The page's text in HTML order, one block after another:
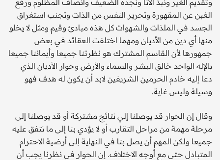
الغبن عن المقهورة وتحرير النفس من الذات وتجنب استغراق
الجسد في الملذات والشهوات كل هذه مبادئ وقيم ومثل لا يخلو
منها أي دين من الأديان ومهما اختلفت العقائد في بعض
جمهورها لأن القاسم المشترك هو نظرتنا جميعا وأيماننا جميعا
بالإله الواحد خالق البشر والسماء والأرض وحوار الأديان الذي
دعا إليه خادم الحرمين الشريفين لابد أن يكون له هدف فهو
وسيلة وليس غاية.
وقال إن الحوار قد يوصلنا إلي نتائج مشتركة أو قد يوصلنا إلى
مرحلة مهمة من مراحل التقارب أو لا يؤدي بنا إلى ما نتفق عليه
جميعا ولكن المهم أن يصل بنا في النهاية إلى أرضية الاحترام
المتبادل حتى مع أوجه الاختلاف. إن الحوار في نظرنا يجب أن